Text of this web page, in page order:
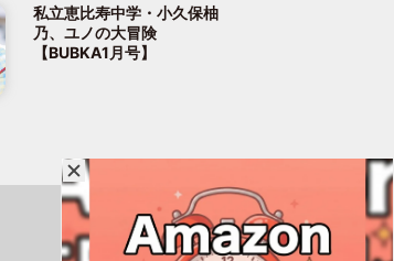
私立恵比寿中学・小久保柚
乃、ユノの大冒険
【BUBKA1月号】